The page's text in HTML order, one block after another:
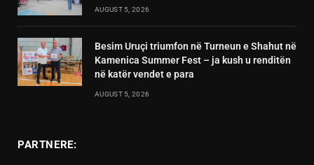
AUGUST 5, 2026
Besim Uruçi triumfon në Turneun e Shahut në
Kamenica Summer Fest – ja kush u renditën
në katër vendet e para
AUGUST 5, 2026
PARTNERE: